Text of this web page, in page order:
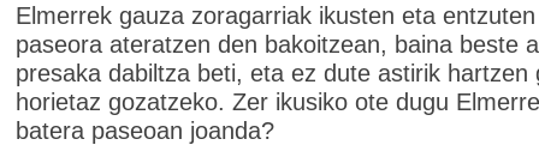
Elmerrek gauza zoragarriak ikusten eta
paseora ateratzen den bakoitzean, baina beste
presaka dabiltza beti, eta ez dute astirik hartzen
horietaz gozatzeko. Zer ikusiko ote dugu
batera paseoan joanda?